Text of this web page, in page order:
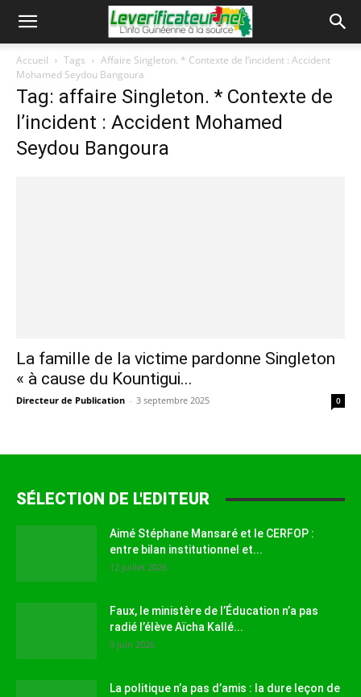
Accueil Tags
Affaire Singleton. * Contexte de l’incident : Accident
Mohamed Seydou Bangoura
Tag: affaire Singleton. * Contexte de
l’incident : Accident Mohamed
Seydou Bangoura
La famille de la victime pardonne Singleton
« à cause du Kountigui...
Directeur de Publication - 3 septembre 2025 0
SÉLECTION DE L'EDITEUR
Aimé Stéphane Mansaré et le CERFOP :
entre bilan institutionnel et...
12 juillet 2026
Faux, le ministère de l’Éducation n’a pas
radié l’élève Aïcha Kallé...
9 juin 2026
La politique n’a pas d’amis : la dure leçon de